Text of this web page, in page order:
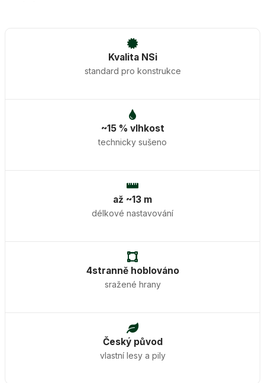
Kvalita NSi
standard pro konstrukce
~15 % vlhkost
technicky sušeno
až ~13 m
délkové nastavování
4stranně hoblováno
sražené hrany
Český původ
vlastní lesy a pily